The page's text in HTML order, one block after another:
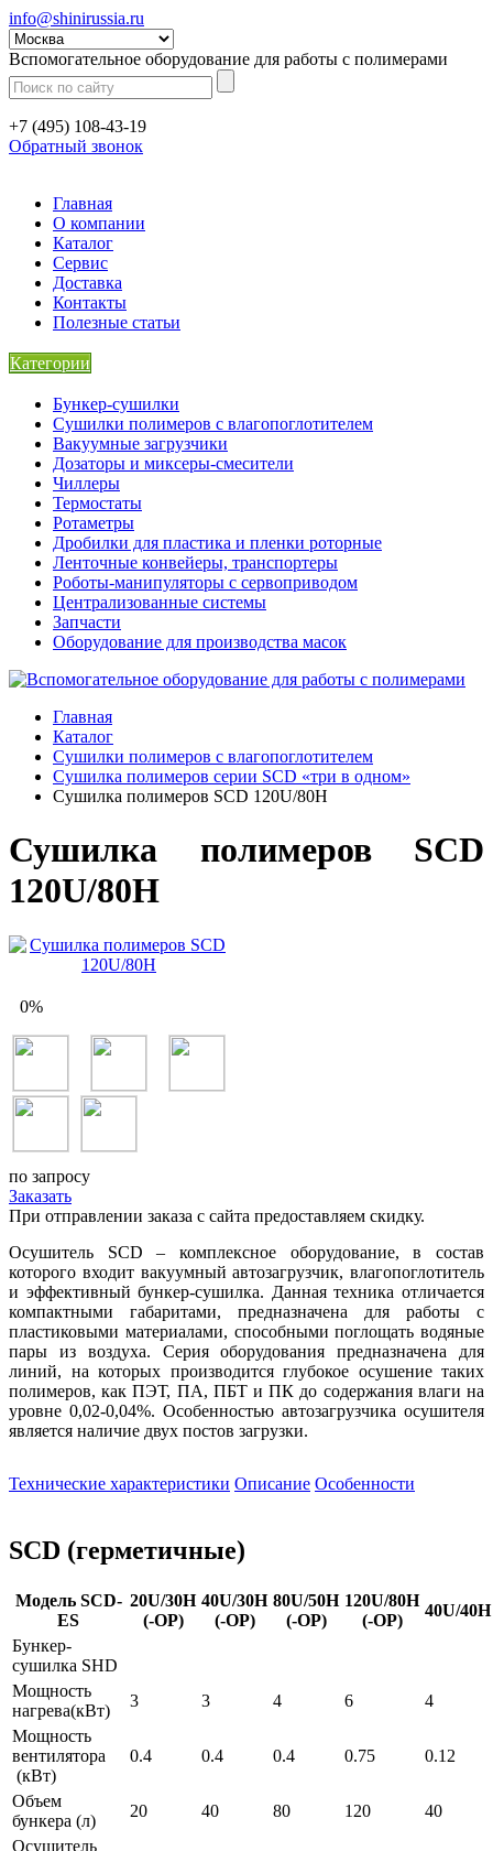
info@shinirussia.ru
Вспомогательное оборудование для работы с полимерами
+7 (495) 108-43-19
Обратный звонок
Главная
О компании
Каталог
Сервис
Доставка
Контакты
Полезные статьи
Категории
Бункер-сушилки
Сушилки полимеров с влагопоглотителем
Вакуумные загрузчики
Дозаторы и миксеры-смесители
Чиллеры
Термостаты
Ротаметры
Дробилки для пластика и пленки роторные
Ленточные конвейеры, транспортеры
Роботы-манипуляторы с сервоприводом
Централизованные системы
Запчасти
Оборудование для производства масок
Главная
Каталог
Сушилки полимеров с влагопоглотителем
Сушилка полимеров серии SCD «три в одном»
Сушилка полимеров SCD 120U/80H
Сушилка полимеров SCD
120U/80H
0%
по запросу
Заказать
При отправлении заказа с сайта предоставляем скидку.
Осушитель SCD – комплексное оборудование, в состав
которого входит вакуумный автозагрузчик, влагопоглотитель
и эффективный бункер-сушилка. Данная техника отличается
компактными габаритами, предназначена для работы с
пластиковыми материалами, способными поглощать водяные
пары из воздуха. Серия оборудования предназначена для
линий, на которых производится глубокое осушение таких
полимеров, как ПЭТ, ПА, ПБТ и ПК до содержания влаги на
уровне 0,02-0,04%. Особенностью автозагрузчика осушителя
является наличие двух постов загрузки.
Технические характеристики Описание Особенности
SCD (герметичные)
Модель SCD-
ES
20U/30H
(-OP)
40U/30H
(-OP)
80U/50H
(-OP)
120U/80H
(-OP)
40U/40H
Бункер-
сушилка SHD
Мощность
нагрева(кВт)
3 3 4 6
4
Мощность
вентилятора
(кВт)
0.4 0.4 0.4 0.75 0.12
Объем
бункера (л)
20 40 80 120
40
Осушитель